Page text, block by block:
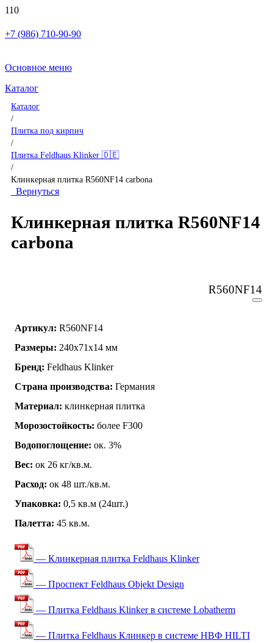
+7 (986) 710-90-90
Основное меню
Каталог
Каталог
/
Плитка под кирпич
/
Плитка Feldhaus Klinker 🇩🇪
/
Клинкерная плитка R560NF14 carbona
Вернуться
Клинкерная плитка R560NF14
carbona
R560NF14
Артикул: R560NF14
Размеры: 240x71x14 мм
Бренд: Feldhaus Klinker
Страна производства: Германия
Материал: клинкерная плитка
Морозостойкость: более F300
Водопоглощение: ок. 3%
Вес: ок 26 кг/кв.м.
Расход: ок 48 шт./кв.м.
Упаковка: 0,5 кв.м (24шт.)
Палетта: 45 кв.м.
— Клинкерная плитка Feldhaus Klinker
— Проспект Feldhaus Objekt Design
— Плитка Feldhaus Klinker в системе Lobatherm
— Плитка Feldhaus Клинкер в системе НВФ HILTI